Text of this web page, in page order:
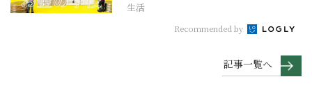
生活
Recommended by
記事一覧へ